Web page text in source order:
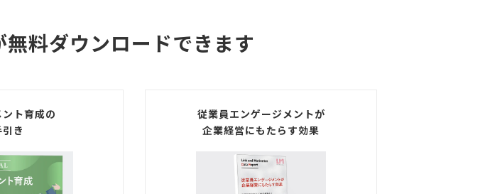
料ダウンロードできます
ト育成の
き
従業員エンゲージメントが
企業経営にもたらす効果